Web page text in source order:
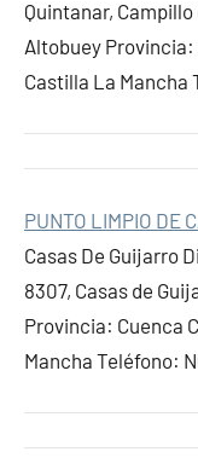
Quintanar,
Altobuey
Castilla La Mancha
PUNTO LIMPIO DE
Casas De Guijarro
8307, Casas de
Provincia: Cuenca
Mancha Teléfono: